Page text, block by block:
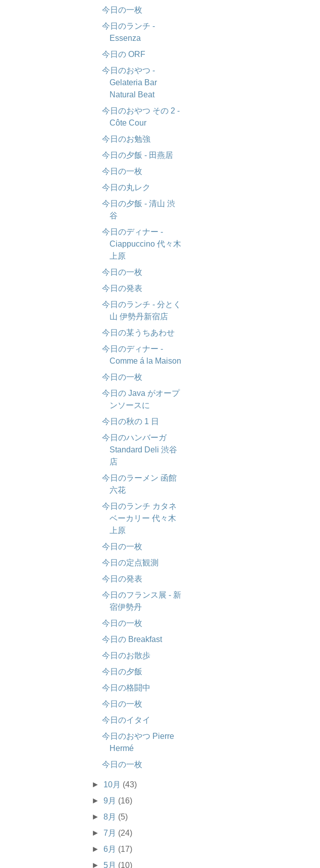
今日の一枚
今日のランチ -
Essenza
今日の ORF
今日のおやつ -
Gelateria Bar
Natural Beat
今日のおやつ その 2 -
Côte Cour
今日のお勉強
今日の夕飯 - 田燕居
今日の一枚
今日の丸レク
今日の夕飯 - 清山 渋
谷
今日のディナー -
Ciappuccino 代々木
上原
今日の一枚
今日の発表
今日のランチ - 分とく
山 伊勢丹新宿店
今日の某うちあわせ
今日のディナー -
Comme á la Maison
今日の一枚
今日の Java がオープ
ンソースに
今日の秋の 1 日
今日のハンバーガ
Standard Deli 渋谷
店
今日のラーメン 函館
六花
今日のランチ カタネ
ベーカリー 代々木
上原
今日の一枚
今日の定点観測
今日の発表
今日のフランス展 - 新
宿伊勢丹
今日の一枚
今日の Breakfast
今日のお散歩
今日の夕飯
今日の格闘中
今日の一枚
今日のイタイ
今日のおやつ Pierre
Hermé
今日の一枚
► 10月 (43)
►9月 (16)
►8月 (5)
►7月 (24)
►6月 (17)
► 5月 (10)